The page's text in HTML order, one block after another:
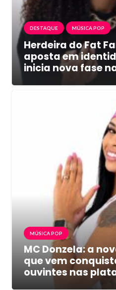
DESTAQUE MÚSICA POP
Herdeira do Fat
aposta em
inicia nova fase
MÚSICA POP
MC Donzela: a
que vem
ouvintes nas